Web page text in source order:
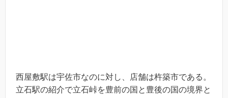
西屋敷駅は宇佐市なのに対し、店舗は杵築市である。
立石駅の紹介で立石峠を豊前の国と豊後の国の境界と